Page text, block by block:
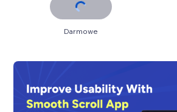
Darmowe